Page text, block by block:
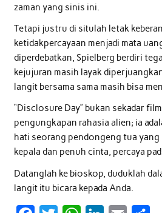
zaman yang sinis ini.
Tetapi justru di situlah letak
ketidakpercayaan menjadi mata
diperdebatkan, Spielberg berdiri
kejujuran masih layak
langit bersama sama masih bisa
“Disclosure Day” bukan sekadar
pengungkapan rahasia alien; ia
hati seorang pendongeng tua yang
kepala dan penuh cinta, percaya
Datanglah ke bioskop, duduklah
langit itu bicara kepada Anda.